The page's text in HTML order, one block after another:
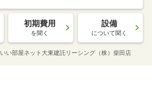
初期費用
を聞く
設備
について聞く
いい部屋ネット大東建託リーシング（株）柴田店